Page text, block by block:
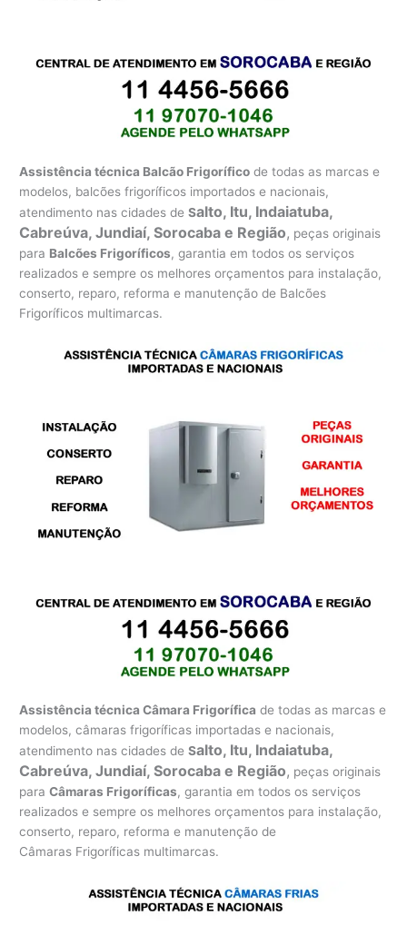
Assistência técnica Balcão Frigorífico de todas as marcas e
modelos, balcões frigoríficos importados e nacionais,
atendimento nas cidades deSalto, Itu, Indaiatuba,
Cabreúva, Jundiaí, Sorocaba e Região, peças originais
para Balcões Frigoríficos, garantia em todos os serviços
realizados e sempre os melhores orçamentos para instalação,
conserto, reparo, reforma e manutenção de Balcões
Frigoríficos multimarcas.
Assistência técnica Câmara Frigorífica de todas as marcas e
modelos, câmaras frigoríficas importadas e nacionais,
atendimento nas cidades deSalto, Itu, Indaiatuba,
Cabreúva, Jundiaí, Sorocaba e Região, peças originais
paraCâmaras Frigoríficas, garantia em todos os serviços
realizados e sempre os melhores orçamentos para instalação,
conserto, reparo, reforma e manutenção de
Câmaras Frigoríficas multimarcas.